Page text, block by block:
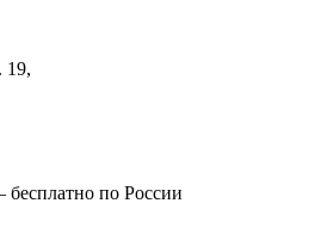
19,
по России